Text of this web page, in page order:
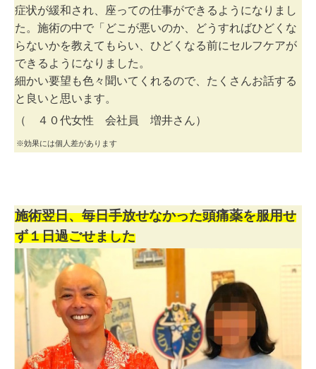
症状が緩和され、座っての仕事ができるようになりまし
た。施術の中で「どこが悪いのか、どうすればひどくな
らないかを教えてもらい、ひどくなる前にセルフケアが
できるようになりました。
細かい要望も色々聞いてくれるので、たくさんお話する
と良いと思います。
（ ４０代女性 会社員 増井さん）
※効果には個人差があります
施術翌日、毎日手放せなかった頭痛薬を服用せ
ず１日過ごせました